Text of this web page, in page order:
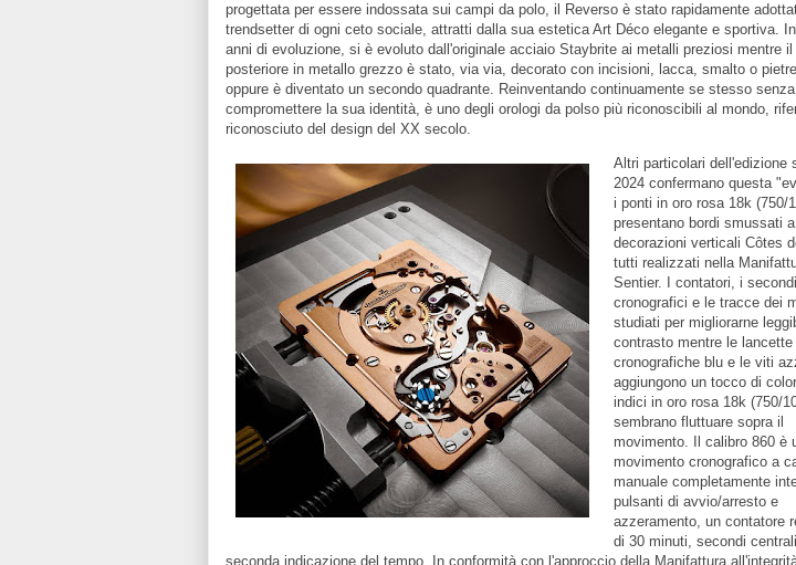
progettata per essere indossata sui campi da polo, il Reverso è stato rapidamente
trendsetter di ogni ceto sociale, attratti dalla sua estetica Art Déco elegante e sportiva.
anni di evoluzione, si è evoluto dall'originale acciaio Staybrite ai metalli preziosi mentre il
posteriore in metallo grezzo è stato, via via, decorato con incisioni, lacca, smalto o
oppure è diventato un secondo quadrante. Reinventando continuamente se stesso
compromettere la sua identità, è uno degli orologi da polso più riconoscibili al mondo,
riconosciuto del design del XX secolo.
Altri particolari dell'edizione
2024 confermano questa
i ponti in oro rosa 18k (750/
presentano bordi smussati
decorazioni verticali Côtes
tutti realizzati nella
Sentier. I contatori, i secondi
cronografici e le tracce dei
studiati per migliorarne
contrasto mentre le lancette
cronografiche blu e le viti
aggiungono un tocco di
indici in oro rosa 18k (750/
sembrano fluttuare sopra il
movimento. Il calibro 860 è
movimento cronografico a
manuale completamente
pulsanti di avvio/arresto e
azzeramento, un contatore
di 30 minuti, secondi
seconda indicazione del tempo. In conformità con l'approccio della Manifattura